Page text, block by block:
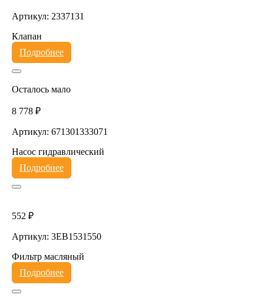
Артикул: 2337131
Клапан
Подробнее
Осталось мало
8 778 ₽
Артикул: 671301333071
Насос гидравлический
Подробнее
552 ₽
Артикул: 3EB1531550
Фильтр масляный
Подробнее